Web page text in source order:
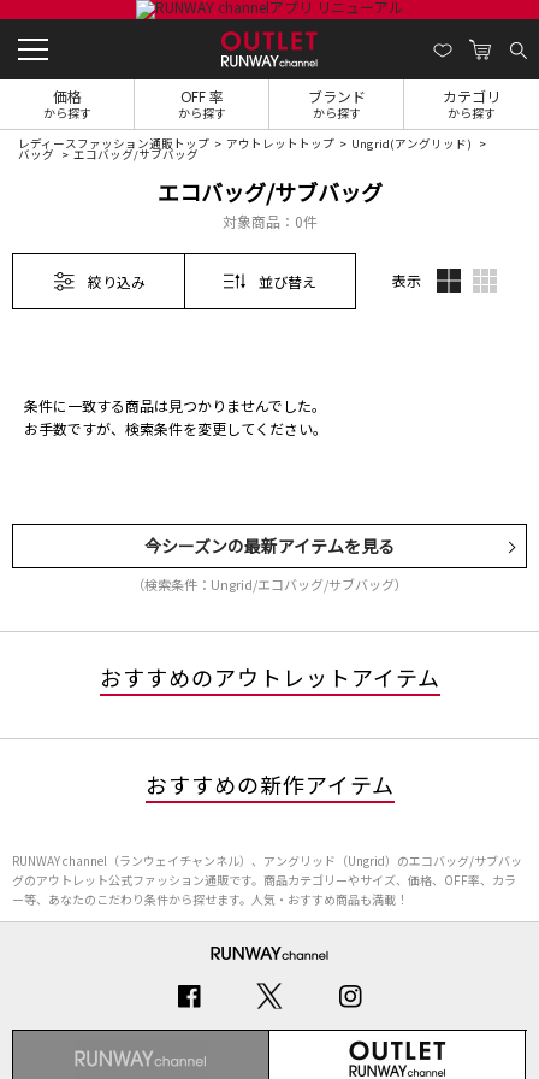
価格
から探す
OFF 率
から探す
ブランド
から探す
カテゴリ
から探す
レディースファッション通販トップ アウトレットトップ Ungrid(アングリッド)
バッグ エコバッグ/サブバッグ
エコバッグ/サブバッグ
対象商品： 0件
絞り込み 並び替え 表示
条件に一致する商品は見つかりませんでした。
お手数ですが、検索条件を変更してください。
今シーズンの最新アイテムを見る
（検索条件：Ungrid/エコバッグ/サブバッグ）
おすすめのアウトレットアイテム
おすすめの新作アイテム
RUNWAY channel（ランウェイチャンネル）、アングリッド（Ungrid）のエコバッグ/サブバッ
グのアウトレット公式ファッション通販です。商品カテゴリーやサイズ、価格、OFF率、カラ
ー等、あなたのこだわり条件から探せます。人気・おすすめ商品も満載！